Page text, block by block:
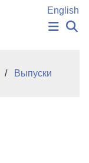
English
Выпуски